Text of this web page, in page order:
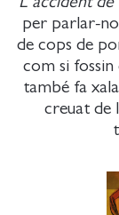
per parlar-
de cops de
com si
també fa
creuat de